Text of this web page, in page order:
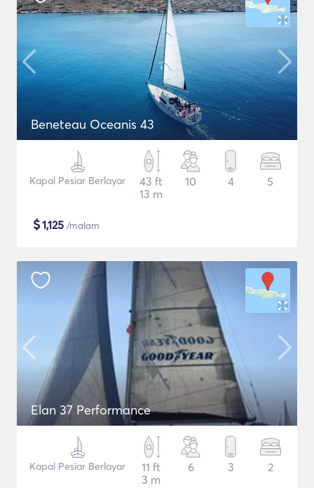
Beneteau Oceanis 43
Kapal Pesiar Berlayar
43 ft
13 m
10 4 5
$1,125 /malam
Elan 37 Performance
Kapal Pesiar Berlayar
11 ft
3 m
6 3 2